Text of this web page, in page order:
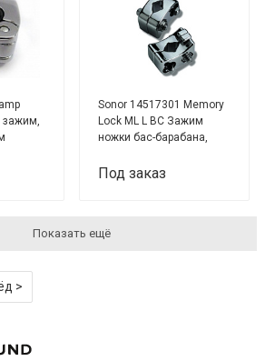
зажим,
Sonor 14517301 Memory
Lock ML L BC Зажим
ножки бас-барабана,
Под заказ
Показать ещё
>